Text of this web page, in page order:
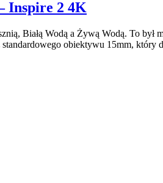
Inspire 2 4K
Białą Wodą a Żywą Wodą. To
obiektywu 15mm, który